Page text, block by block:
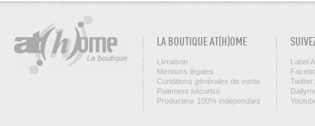
LA BOUTIQUE AT(H)OME
Livraison
Mentions légales
Conditions générales de vente
Paiement sécurisé
Producteur 100% indépendant
Label
Twitter